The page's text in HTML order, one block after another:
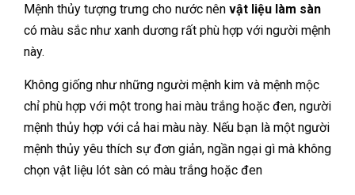
Mệnh thủy tượng trưng cho nước nên vật liệu làm sàn
có màu sắc như xanh dương rất phù hợp với người mệnh
này.
Không giống như những người mệnh kim và mệnh mộc
chỉ phù hợp với một trong hai màu trắng hoặc đen, người
mệnh thủy hợp với cả hai màu này. Nếu bạn là một người
mệnh thủy yêu thích sự đơn giản, ngần ngại gì mà không
chọn vật liệu lót sàn có màu trắng hoặc đen